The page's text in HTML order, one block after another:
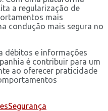
a regularização de
mais
condução mais segura no
débitos e informações
é contribuir para um
ao oferecer praticidade
Segurança